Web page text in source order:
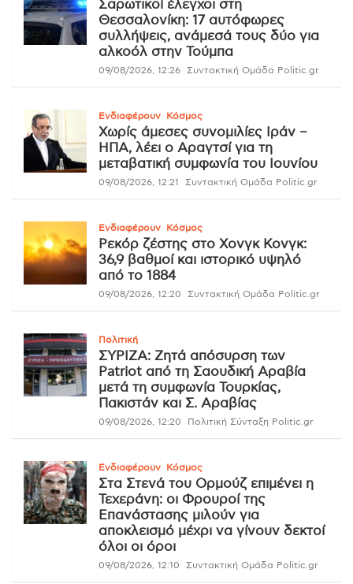
Σαρωτικοί έλεγχοι στη
Θεσσαλονίκη: 17 αυτόφωρες
συλλήψεις, ανάμεσά τους δύο για
αλκοόλ στην Τούμπα
09/08/2026, 12:26 Συντακτική Ομάδα Politic.gr
Ενδιαφέρουν Κόσμος
Χωρίς άμεσες συνομιλίες Ιράν –
ΗΠΑ, λέει ο Αραγτσί για τη
μεταβατική συμφωνία του Ιουνίου
09/08/2026, 12:21 Συντακτική Ομάδα Politic.gr
Ενδιαφέρουν Κόσμος
Ρεκόρ ζέστης στο Χονγκ Κονγκ:
36,9 βαθμοί και ιστορικό υψηλό
από το 1884
09/08/2026, 12:20 Συντακτική Ομάδα Politic.gr
Πολιτική
ΣΥΡΙΖΑ: Ζητά απόσυρση των
Patriot από τη Σαουδική Αραβία
μετά τη συμφωνία Τουρκίας,
Πακιστάν και Σ. Αραβίας
09/08/2026, 12:20 Πολιτική Σύνταξη Politic.gr
Ενδιαφέρουν Κόσμος
Στα Στενά του Ορμούζ επιμένει η
Τεχεράνη: οι Φρουροί της
Επανάστασης μιλούν για
αποκλεισμό μέχρι να γίνουν δεκτοί
όλοι οι όροι
09/08/2026, 12:10 Συντακτική Ομάδα Politic.gr